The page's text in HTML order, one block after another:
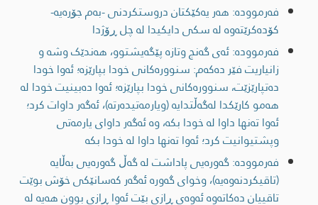
فەرموودە: هەر یەکێکتان دروستکردنی -بەم جۆرەیە-
کۆدەکرێتەوە لە سکی دایکیدا لە چل ڕۆژدا
فەرموودە: ئەی گەنج وتازە پێگەیشتوو، هەندێک وشە و
زانیاریت فێر دەکەم: سنوورەکانی خودا بپارێزە؛ ئەوا خودا
دەتپارێزێت، سنوورەکانی خودا بپارێزە؛ ئەوا دەبینیت خودا لە
هەمو کارێکدا لەگەڵتدایە (ویارمەتیدەرتە)، ئەگەر داوات کرد؛
ئەوا تەنها داوا لە خودا بکە، وە ئەگەر داواى يارمەتی
وپشتیوانیت كرد؛ ئەوا تەنها داوا له خودا بكه
فەرموودە: گەورەیی پاداشت لە گەڵ گەورەیی بەڵایە
(تاقیکردنەوەیە)، وخوای گەورە ئەگەر کەسانێکی خۆش بوێت
تاقییان دەکاتەوە ئەوەی ڕازی بێت ئەوا ڕازی بوون هەیە لە